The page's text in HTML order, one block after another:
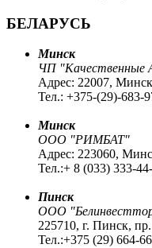
БЕЛАРУСЬ
Минск
ЧП "Качественные
Адрес: 22007,
Тел.: +375-(29)-683-
Минск
ООО "РИМБАТ"
Адрес: 223060,
Тел.:+ 8 (033) 333-
Пинск
ООО
225710, г. Пинск,
Тел.:+375 (29) 664-